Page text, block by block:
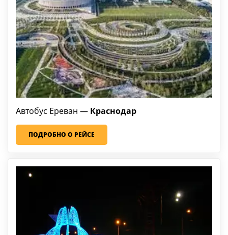
Автобус Ереван — Краснодар
ПОДРОБНО О РЕЙСЕ